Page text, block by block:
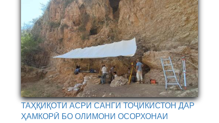
ТАҲҚИҚОТИ АСРИ САНГИ ТОҶИКИСТОН ДАР
ҲАМКОРӢ БО ОЛИМОНИ ОСОРХОНАИ